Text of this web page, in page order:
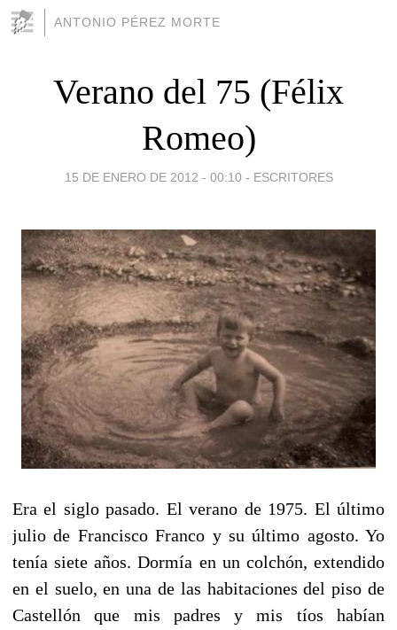
ANTONIO PÉREZ MORTE
Verano del 75 (Félix
Romeo)
15 DE ENERO DE 2012 - 00:10 - ESCRITORES
Era el siglo pasado. El verano de 1975. El último
julio de Francisco Franco y su último agosto. Yo
tenía siete años. Dormía en un colchón, extendido
en el suelo, en una de las habitaciones del piso de
Castellón que mis padres y mis tíos habían